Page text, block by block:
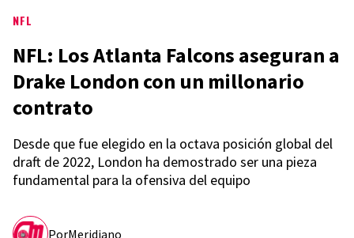
NFL
NFL: Los Atlanta Falcons aseguran a
Drake London con un millonario
contrato
Desde que fue elegido en la octava posición global del
draft de 2022, London ha demostrado ser una pieza
fundamental para la ofensiva del equipo
PorMeridiano